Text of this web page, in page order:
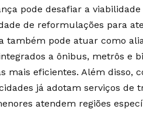
pode desafiar a
de reformulações para
também pode atuar como
a ônibus, metrôs e
mais eficientes. Além disso,
já adotam serviços de
atendem regiões